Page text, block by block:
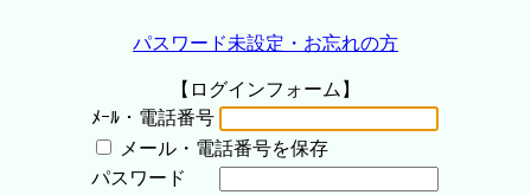
パスワード未設定・お忘れの方
【ログインフォーム】
ﾒｰﾙ・電話番号
メール・電話番号を保存
パスワード